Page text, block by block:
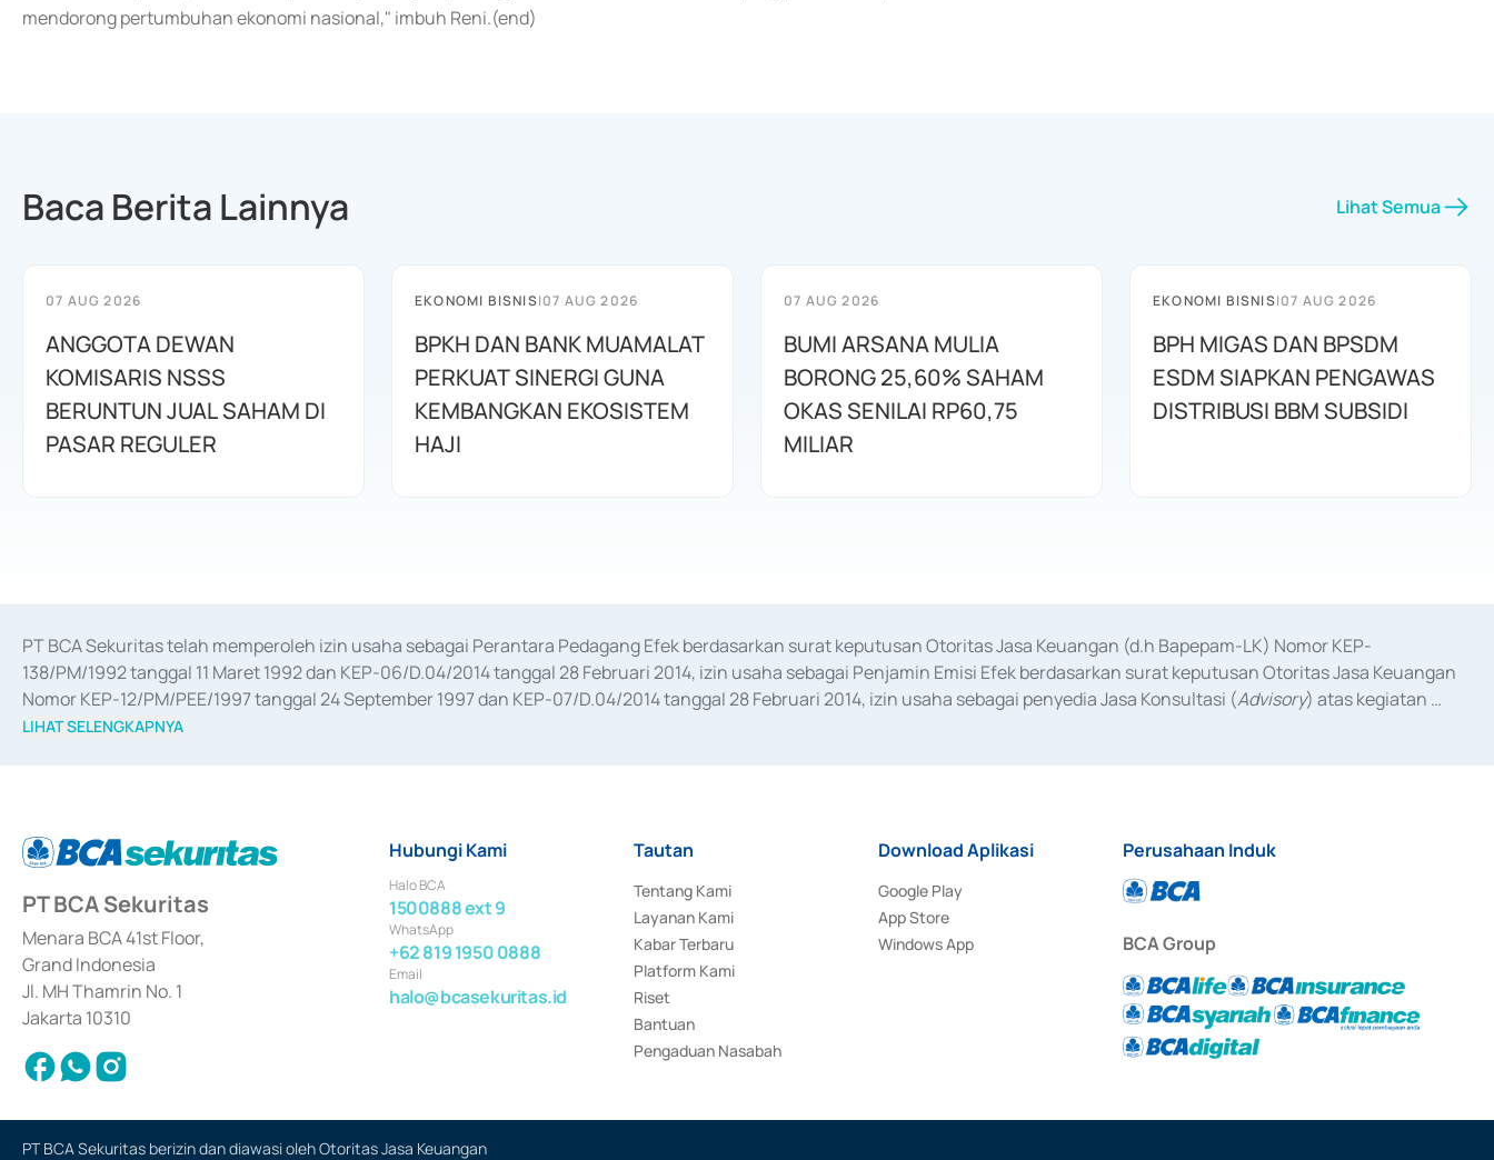
mendorong pertumbuhan ekonomi nasional," imbuh Reni.(end)
Baca Berita Lainnya Lihat Semua
07 AUG 2026
ANGGOTA DEWAN
KOMISARIS NSSS
BERUNTUN JUAL SAHAM DI
PASAR REGULER
EKONOMI BISNIS|07 AUG 2026
BPKH DAN BANK MUAMALAT
PERKUAT SINERGI GUNA
KEMBANGKAN EKOSISTEM
HAJI
07 AUG 2026
BUMI ARSANA MULIA
BORONG 25,60% SAHAM
OKAS SENILAI RP60,75
MILIAR
EKONOMI BISNIS|07 AUG 2026
BPH MIGAS DAN BPSDM
ESDM SIAPKAN PENGAWAS
DISTRIBUSI BBM SUBSIDI
PT BCA Sekuritas telah memperoleh izin usaha sebagai Perantara Pedagang Efek berdasarkan surat keputusan Otoritas Jasa Keuangan (d.h Bapepam-LK) Nomor KEP-
138/PM/1992 tanggal 11 Maret 1992 dan KEP-06/D.04/2014 tanggal 28 Februari 2014, izin usaha sebagai Penjamin Emisi Efek berdasarkan surat keputusan Otoritas Jasa Keuangan
Nomor KEP-12/PM/PEE/1997 tanggal 24 September 1997 dan KEP-07/D.04/2014 tanggal 28 Februari 2014, izin usaha sebagai penyedia Jasa Konsultasi (Advisory) atas kegiatan
merger, akuisisi, divestasi, dan
LIHAT SELENGKAPNYA
PT BCA Sekuritas
Menara BCA 41st Floor,
Grand Indonesia
Jl. MH Thamrin No. 1
Jakarta 10310
Hubungi Kami
Halo BCA
1500888 ext 9
WhatsApp
+62 819 1950 0888
Email
halo@bcasekuritas.id
Tautan
Tentang Kami
Layanan Kami
Kabar Terbaru
Platform Kami
Riset
Bantuan
Pengaduan Nasabah
Download Aplikasi
Google Play
App Store
Windows App
Perusahaan Induk
BCA Group
PT BCA Sekuritas berizin dan diawasi oleh Otoritas Jasa Keuangan